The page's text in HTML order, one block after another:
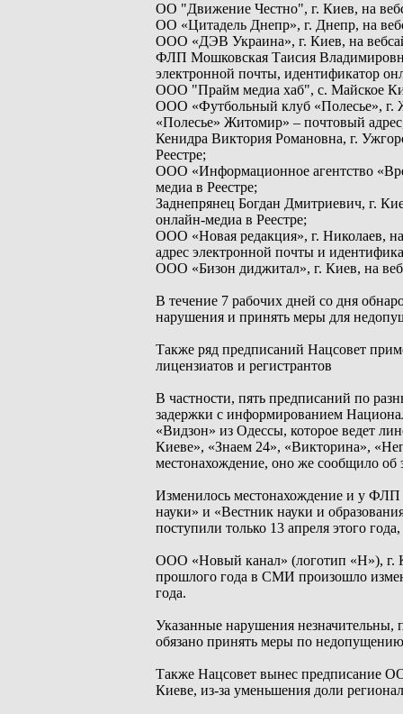
ОО "Движение Честно", г. Киев, на
ОО «Цитадель Днепр», г. Днепр, на
ООО «ДЭВ Украина», г. Киев, на
ФЛП Мошковская Таисия
электронной почты, идентификатор
ООО "Прайм медиа хаб", с. Майское
ООО «Футбольный клуб «Полесье», г.
«Полесье» Житомир» – почтовый
Кенидра Виктория Романовна, г.
Реестре;
ООО «Информационное агентство
медиа в Реестре;
Заднепрянец Богдан Дмитриевич, г.
онлайн-медиа в Реестре;
ООО «Новая редакция», г. Николаев,
адрес электронной почты и
ООО «Бизон диджитал», г. Киев, на
В течение 7 рабочих дней со дня
нарушения и принять меры для
Также ряд предписаний Нацсовет
лицензиатов и регистрантов
В частности, пять предписаний по
задержки с информированием
«Видзон» из Одессы, которое ведет
Киеве», «Знаем 24», «Викторина»,
местонахождение, оно же сообщило об
Изменилось местонахождение и у
науки» и «Вестник науки и
поступили только 13 апреля этого
ООО «Новый канал» (логотип «Н»), г.
прошлого года в СМИ произошло
года.
Указанные нарушения незначительны,
обязано принять меры по
Также Нацсовет вынес предписание
Киеве, из-за уменьшения доли